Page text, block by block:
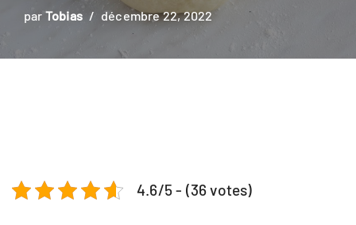
par Tobias décembre 22, 2022
4.6/5 - (36 votes)